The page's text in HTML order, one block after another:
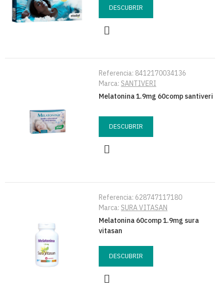
DESCUBRIR
Referencia: 8412170034136
Marca: SANTIVERI
Melatonina 1.9mg 60comp santiveri
DESCUBRIR
Referencia: 628747117180
Marca: SURA VITASAN
Melatonina 60comp 1.9mg sura
vitasan
DESCUBRIR